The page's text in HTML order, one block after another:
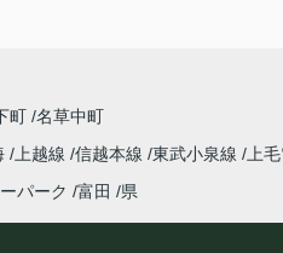
町 名草中町
上越線 信越本線 東武小泉線
上
パーク 富田 県